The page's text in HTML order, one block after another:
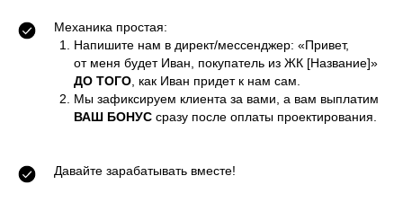
Механика простая:
Напишите нам в директ/мессенджер: «Привет,
от меня будет Иван, покупатель из ЖК [Название]»
ДО ТОГО , как Иван придет к нам сам.
Мы зафиксируем клиента за вами, а вам выплатим
ВАШ БОНУС сразу после оплаты проектирования.
Давайте зарабатывать вместе!